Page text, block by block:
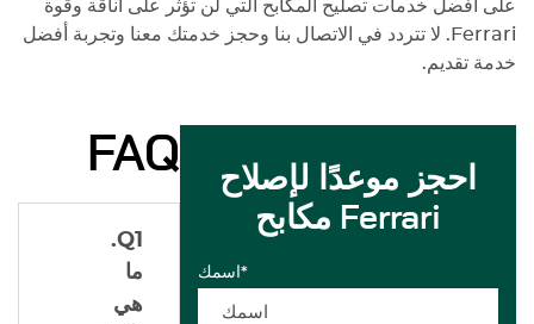
على أفضل خدمات تصليح المكابح التي لن تؤثر على أناقة وقوة
Ferrari . لا تتردد في الاتصال بنا وحجز خدمتك معنا وتجربة أفضل
خدمة تقديم.
FAQ
Q1.
ما
هي
احجز موعدًا لإصلاح
مكابح Ferrari
اسمك*